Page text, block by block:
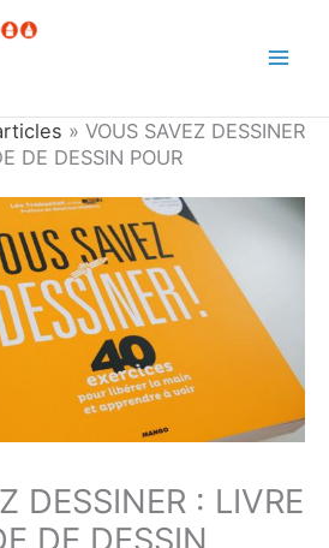
» VOUS SAVEZ DESSINER
DE DESSIN POUR
DESSINER : LIVRE
DE DESSIN